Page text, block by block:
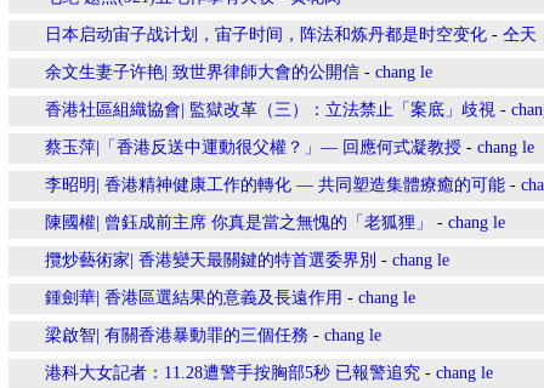
日本启动宙子战计划，宙子时间，阵法和炼丹都是时空变化 - 仝天
余文生妻子许艳| 致世界律師大會的公開信 - chang le
香港社區組織協會| 監獄改革（三）：立法禁止「案底」歧視 -
蔡玉萍|「香港反送中運動很父權？」— 回應何式凝教授 - chang le
李昭明| 香港精神健康工作的轉化 — 共同塑造集體療癒的可能 -
陳國權| 曾鈺成前主席 你真是當之無愧的「老狐狸」 - chang le
攬炒藝術家| 香港變天最關鍵的特首選委界別 - chang le
鍾劍華| 香港區選結果的意義及長遠作用 - chang le
梁啟智| 有關香港暴動罪的三個任務 - chang le
港科大女記者：11.28遭警手按胸部5秒 已報警追究 - chang le